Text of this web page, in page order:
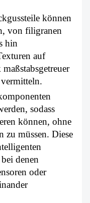
können
von filigranen
hin
auf
sodass
können, ohne
zu müssen. Diese
denen
oder